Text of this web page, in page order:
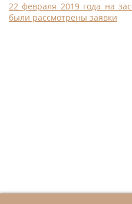
ДОКУМЕНТЫ
22 февраля 2019 года на
были рассмотрены заявки